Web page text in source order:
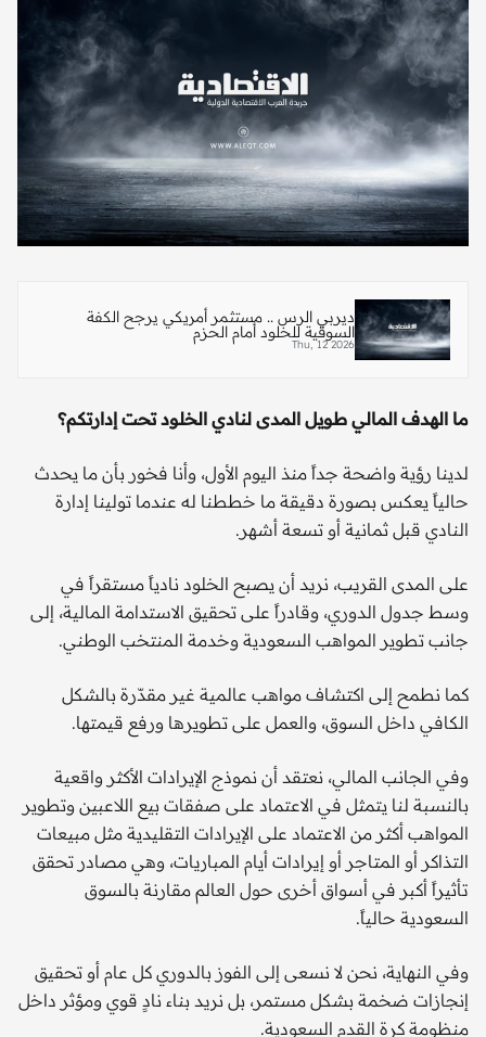
ديربي الرس .. مستثمر أمريكي يرجح الكفة
السوقية للخلود أمام الحزم
Thu, 12 2026
ما الهدف المالي طويل المدى لنادي الخلود تحت إدارتكم؟
لدينا رؤية واضحة جداً منذ اليوم الأول، وأنا فخور بأن ما يحدث
حالياً يعكس بصورة دقيقة ما خططنا له عندما تولينا إدارة
النادي قبل ثمانية أو تسعة أشهر.
على المدى القريب، نريد أن يصبح الخلود نادياً مستقراً في
وسط جدول الدوري، وقادراً على تحقيق الاستدامة المالية، إلى
جانب تطوير المواهب السعودية وخدمة المنتخب الوطني.
كما نطمح إلى اكتشاف مواهب عالمية غير مقدّرة بالشكل
الكافي داخل السوق، والعمل على تطويرها ورفع قيمتها.
وفي الجانب المالي، نعتقد أن نموذج الإيرادات الأكثر واقعية
بالنسبة لنا يتمثل في الاعتماد على صفقات بيع اللاعبين وتطوير
المواهب أكثر من الاعتماد على الإيرادات التقليدية مثل مبيعات
التذاكر أو المتاجر أو إيرادات أيام المباريات، وهي مصادر تحقق
تأثيراً أكبر في أسواق أخرى حول العالم مقارنة بالسوق
السعودية حالياً.
وفي النهاية، نحن لا نسعى إلى الفوز بالدوري كل عام أو تحقيق
إنجازات ضخمة بشكل مستمر، بل نريد بناء نادٍ قوي ومؤثر داخل
منظومة كرة القدم السعودية.